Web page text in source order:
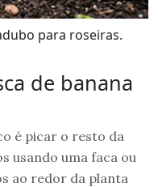
para roseiras.
de banana
é picar o resto da
usando uma faca ou
ao redor da planta